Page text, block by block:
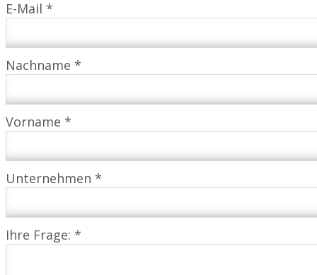
E-Mail *
Nachname *
Vorname *
Unternehmen *
Ihre Frage: *